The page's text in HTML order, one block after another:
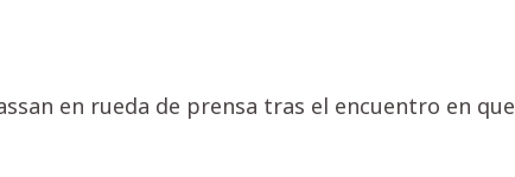
en rueda de prensa tras el encuentro en que